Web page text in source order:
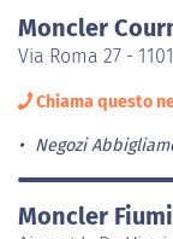
Moncler
Via Roma 27 -
Chiama questo
Negozi
Moncler